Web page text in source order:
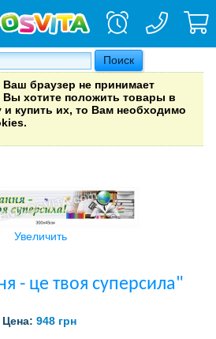
Ваш браузер не принимает
хотите положить товары в
и купить их, то Вам необходимо
Увеличить
- це твоя суперсила"
Цена: 948 грн